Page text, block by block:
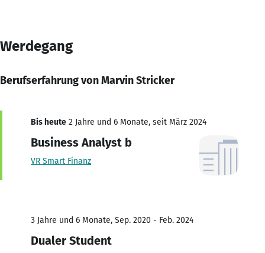
Werdegang
Berufserfahrung von Marvin Stricker
Bis heute 2 Jahre und 6 Monate, seit März 2024
Business Analyst b
VR Smart Finanz
3 Jahre und 6 Monate, Sep. 2020 - Feb. 2024
Dualer Student